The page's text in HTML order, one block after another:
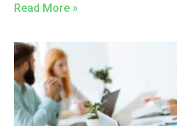
Read More »